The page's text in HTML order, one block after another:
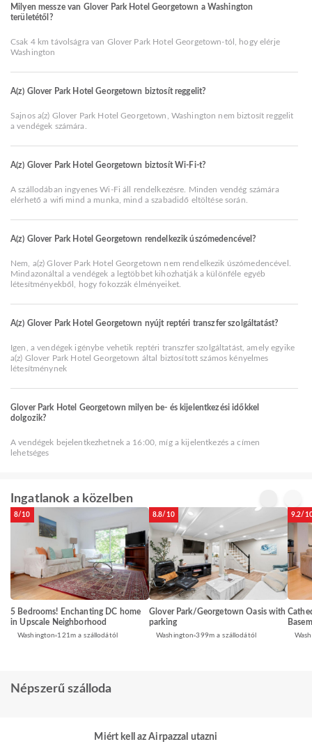
Milyen messze van Glover Park Hotel Georgetown a Washington
területétől?
Csak 4 km távolságra van Glover Park Hotel Georgetown-tól, hogy elérje
Washington
A(z) Glover Park Hotel Georgetown biztosít reggelit?
Sajnos a(z) Glover Park Hotel Georgetown, Washington nem biztosít reggelit
a vendégek számára.
A(z) Glover Park Hotel Georgetown biztosít Wi-Fi-t?
A szállodában ingyenes Wi-Fi áll rendelkezésre. Minden vendég számára
elérhető a wifi mind a munka, mind a szabadidő eltöltése során.
A(z) Glover Park Hotel Georgetown rendelkezik úszómedencével?
Nem, a(z) Glover Park Hotel Georgetown nem rendelkezik úszómedencével.
Mindazonáltal a vendégek a legtöbbet kihozhatják a különféle egyéb
létesítményekből, hogy fokozzák élményeiket.
A(z) Glover Park Hotel Georgetown nyújt reptéri transzfer szolgáltatást?
Igen, a vendégek igénybe vehetik reptéri transzfer szolgáltatást, amely egyike
a(z) Glover Park Hotel Georgetown által biztosított számos kényelmes
létesítménynek
Glover Park Hotel Georgetown milyen be- és kijelentkezési időkkel
dolgozik?
A vendégek bejelentkezhetnek a 16:00, míg a kijelentkezés a címen
lehetséges
Ingatlanok a közelben
8/10
5 Bedrooms! Enchanting DC home
in Upscale Neighborhood
Washington 121m a szállodától
8.8/10
Glover Park/Georgetown Oasis with
parking
Washington 399m a szállodától
9.2/
Népszerű szálloda
Miért kell az Airpazzal utazni